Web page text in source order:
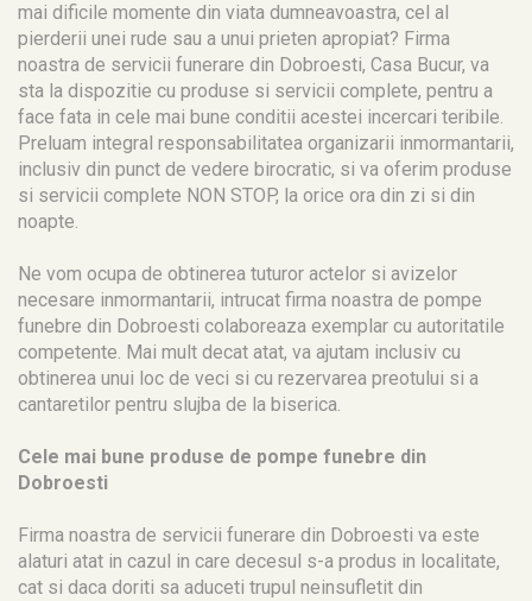
mai dificile momente din viata dumneavoastra, cel al
pierderii unei rude sau a unui prieten apropiat? Firma
noastra de servicii funerare din Dobroesti, Casa Bucur, va
sta la dispozitie cu produse si servicii complete, pentru a
face fata in cele mai bune conditii acestei incercari teribile.
Preluam integral responsabilitatea organizarii inmormantarii,
inclusiv din punct de vedere birocratic, si va oferim produse
si servicii complete NON STOP, la orice ora din zi si din
noapte.
Ne vom ocupa de obtinerea tuturor actelor si avizelor
necesare inmormantarii, intrucat firma noastra de pompe
funebre din Dobroesti colaboreaza exemplar cu autoritatile
competente. Mai mult decat atat, va ajutam inclusiv cu
obtinerea unui loc de veci si cu rezervarea preotului si a
cantaretilor pentru slujba de la biserica.
Cele mai bune produse de pompe funebre din
Dobroesti
Firma noastra de servicii funerare din Dobroesti va este
alaturi atat in cazul in care decesul s-a produs in localitate,
cat si daca doriti sa aduceti trupul neinsufletit din